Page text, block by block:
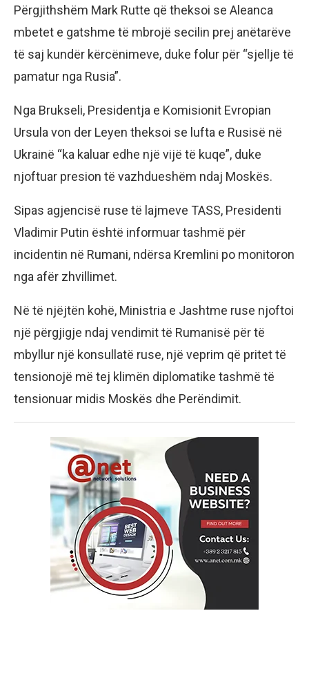
Përgjithshëm Mark Rutte që theksoi se Aleanca
mbetet e gatshme të mbrojë secilin prej anëtarëve
të saj kundër kërcënimeve, duke folur për “sjellje të
pamatur nga Rusia”.
Nga Brukseli, Presidentja e Komisionit Evropian
Ursula von der Leyen theksoi se lufta e Rusisë në
Ukrainë “ka kaluar edhe një vijë të kuqe”, duke
njoftuar presion të vazhdueshëm ndaj Moskës.
Sipas agjencisë ruse të lajmeve TASS, Presidenti
Vladimir Putin është informuar tashmë për
incidentin në Rumani, ndërsa Kremlini po monitoron
nga afër zhvillimet.
Në të njëjtën kohë, Ministria e Jashtme ruse njoftoi
një përgjigje ndaj vendimit të Rumanisë për të
mbyllur një konsullatë ruse, një veprim që pritet të
tensionojë më tej klimën diplomatike tashmë të
tensionuar midis Moskës dhe Perëndimit.